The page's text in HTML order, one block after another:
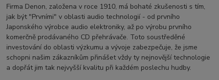
Firma Denon, založena v roce 1910, má bohaté zkušenosti s tím,
jak být "Prvními" v oblasti audio technologií - od prvního
Japonského výrobce audio elektroniky, až po výrobu prvního
komerčně prodávaného CD přehrávače. Toto soustředěné
investování do oblasti výzkumu a vývoje zabezpečuje, že jsme
schopni našim zákazníkům přinášet vždy ty nejnovější technologie
a dopřát jim tak nejvyšší kvalitu při každém poslechu hudby.